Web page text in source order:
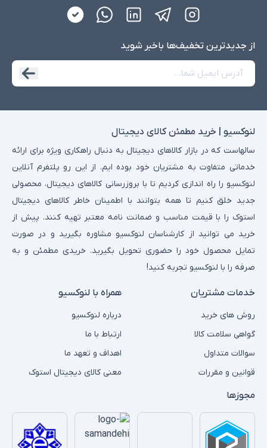
از جدید‌ترین تخفیف‌ها با‌خبر شوید
لنوکسیو | خرید مطمئن کالای دیجیتال
سالهاست که در بازار کالاهای دیجیتال به دنبال راهکاری ویژه برای ارائه
خدماتی متفاوت به مشتریان خود بوده ایم. از این رو پلتفرم آنلاین
لنوکسیو را راه اندازی کردیم تا با بروزرسانی کالاهای دیجیتال، محصولی
جدید خلق کنیم تا همه بتوانند با اطمینان خاطر کالاهای دیجیتال
استوک را با قیمت مناسب و ضمانت نامه معتبر تهیه کنند. پیش از
خرید می توانید از کارشناسان لنوکسیو مشاوره بگیرید و در صورت
تمایل محصول خود را حضوری تحویل بگیرید. خریدی مطمئن و به
صرفه را با لنوکسیو تجربه کنید!
خدمات مشتریان
روش های خرید
گواهی سلامت کالا
سوالات متداول
قوانین و مقررات
همراه با لنوکسیو
درباره لنوکسیو
ارتباط با ما
اهداف و تعهد ما
معنی کالای دیجیتال استوک
مجوزها